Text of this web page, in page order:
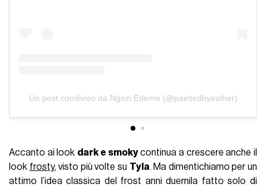
Un post condiviso da Ngozi Edeme (@paintedbyesther)
Accanto ai look dark e smokycontinua a crescere anche il
look frosty, visto più volte su Tyla. Ma dimentichiamo per un
attimo l’idea classica del frost anni duemila fatto solo di